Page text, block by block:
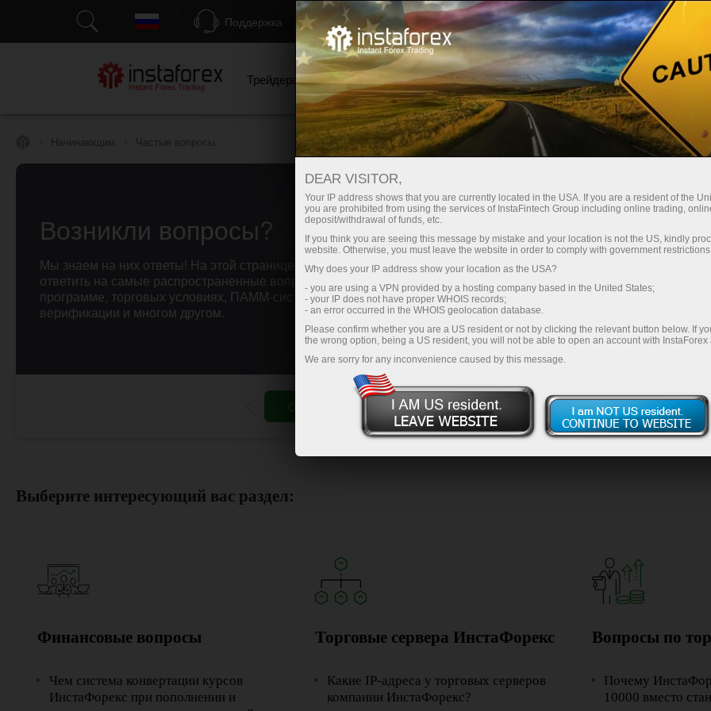
Поддержка Открыть торговый счёт Торговые платформы
Трейдерам Начинающим Инвесторам Партнерам
Начинающим Частые вопросы
Возникли вопросы?
Мы знаем на них ответы! На этой странице мы постарались
ответить на самые распространенные вопросы о партнерской
программе, торговых условиях, ПАММ-системе, регистрации,
верификации и многом другом.
Открыть торговый счет Открыть демосчет
Выберите интересующий вас раздел:
Финансовые вопросы
Чем система конвертации курсов
ИнстаФорекс при пополнении и
Торговые сервера ИнстаФорекс
Какие IP-адреса у торговых серверов
компании ИнстаФорекс?
Вопросы по
Почему
10000 вместо
3 бесплатных занятия от ИнстаФорекс -
ваши первые шаги к прибыли на Форекс!
Записаться на курс
DEAR VISITOR,
Your IP address shows that you are currently located in the USA. If you are a resident of the
you are prohibited from using the services of InstaFintech Group including online trading,
deposit/withdrawal of funds, etc.
If you think you are seeing this message by mistake and your location is not the US, kindly
website. Otherwise, you must leave the website in order to comply with government
Why does your IP address show your location as the USA?
- you are using a VPN provided by a hosting company based in the United States;
- your IP does not have proper WHOIS records;
- an error occurred in the WHOIS geolocation database.
Please confirm whether you are a US resident or not by clicking the relevant button below. If
the wrong option, being a US resident, you will not be able to open an account with InstaForex
We are sorry for any inconvenience caused by this message.